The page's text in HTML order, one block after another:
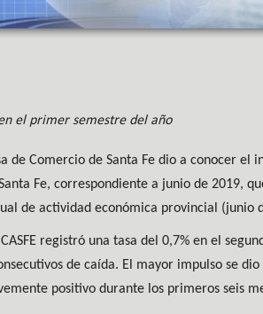
el primer semestre del año
de Comercio de Santa Fe dio a conocer
Fe, correspondiente a junio de 2019,
de actividad económica provincial (junio
registró una tasa del 0,7% en el
de caída. El mayor impulso se
positivo durante los primeros seis